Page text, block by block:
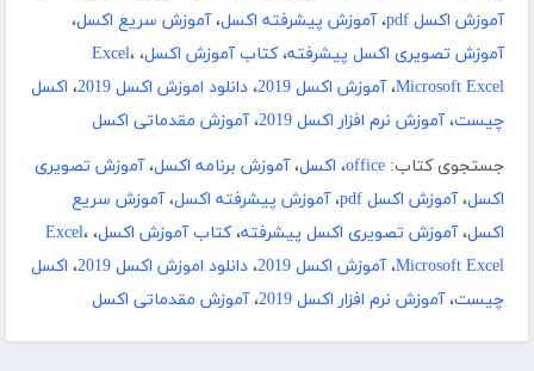
آموزش اکسل pdf
،آموزش پیشرفته اکسل،آموزش سریع اکسل،
آموزش تصویری اکسل پیشرفته،کتاب آموزش اکسل، Excel،
Microsoft Excel،آموزش اکسل 2019 ، دانلود اموزش اکسل 2019 ، اکسل
چیست،آموزش نرم افزار اکسل 2019 ،آموزش مقدماتی اکسل
جستجوی کتاب: office، اکسل،آموزش برنامه اکسل،آموزش تصویری
اکسل،آموزش اکسل pdf ،آموزش پیشرفته اکسل،آموزش سریع
اکسل،آموزش تصویری اکسل پیشرفته،کتاب آموزش اکسل، Excel،
Microsoft Excel،آموزش اکسل 2019 ، دانلود اموزش اکسل 2019 ، اکسل
چیست،آموزش نرم افزار اکسل 2019 ،آموزش مقدماتی اکسل